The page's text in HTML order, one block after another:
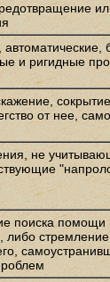
и ригидные
от нее,
не
поиска помощи
либо стремление